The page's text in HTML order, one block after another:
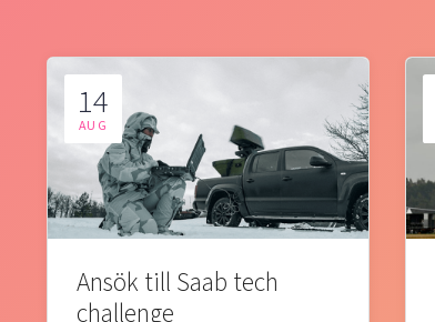
14
AUG
Ansök till Saab tech
challenge